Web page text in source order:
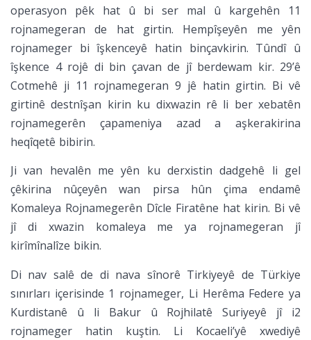
operasyon pêk hat û bi ser mal û kargehên 11
rojnamegeran de hat girtin. Hempîşeyên me yên
rojnameger bi îşkenceyê hatin binçavkirin. Tûndî û
îşkence 4 rojê di bin çavan de jî berdewam kir. 29’ê
Cotmehê ji 11 rojnamegeran 9 jê hatin girtin. Bi vê
girtinê destnîşan kirin ku dixwazin rê li ber xebatên
rojnamegerên çapameniya azad a aşkerakirina
heqîqetê bibirin.
Ji van hevalên me yên ku derxistin dadgehê li gel
çêkirina nûçeyên wan pirsa hûn çima endamê
Komaleya Rojnamegerên Dîcle Firatêne hat kirin. Bi vê
jî di xwazin komaleya me ya rojnamegeran jî
kirîmînalîze bikin.
Di nav salê de di nava sînorê Tirkiyeyê de Türkiye
sınırları içerisinde 1 rojnameger, Li Herêma Federe ya
Kurdistanê û li Bakur û Rojhilatê Suriyeyê jî i2
rojnameger hatin kuştin. Li Kocaeli’yê xwediyê